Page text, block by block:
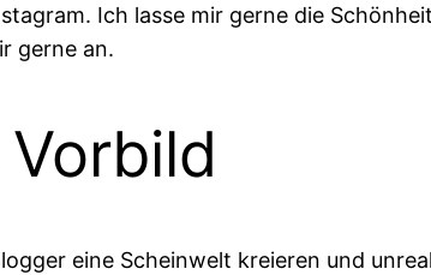
Ich lasse mir gerne die
gerne an.
eine Scheinwelt kreieren und